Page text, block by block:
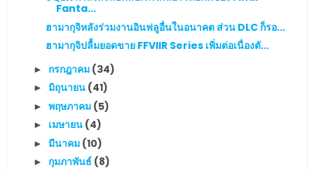
Fanta...
ฮามากุจิหลังร่วมงานอินฟลูอื่นในอนาคต ส่วน DLC ก็รอ...
ฮามากุจิปลื้มยอดขาย FFVIIR Series เพิ่มต่อเนื่องตั...
► กรกฎาคม (34)
► มิถุนายน (41)
► พฤษภาคม (5)
► เมษายน (4)
► มีนาคม (10)
► กุมภาพันธ์ (8)